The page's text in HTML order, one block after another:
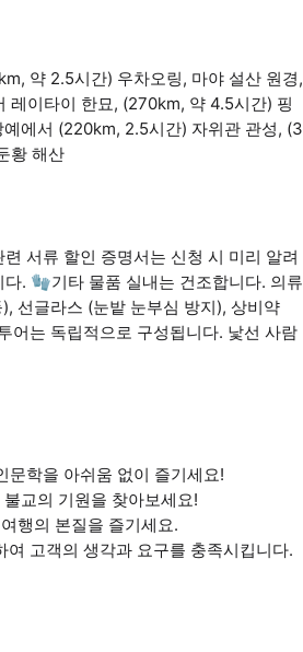
약 2.5시간) 우차오링, 마야 설산 원경,
레이타이 한묘, (270km, 약 4.5시간) 핑
에서 (220km, 2.5시간) 자위관 관성, (3
황 해산
련 서류 할인 증명서는 신청 시 미리 알려
. 🧤기타 물품 실내는 건조합니다. 의류
선글라스 (눈밭 눈부심 방지), 상비약
어는 독립적으로 구성됩니다. 낯선 사람
학을 아쉬움 없이 즐기세요!
교의 기원을 찾아보세요!
행의 본질을 즐기세요.
고객의 생각과 요구를 충족시킵니다.